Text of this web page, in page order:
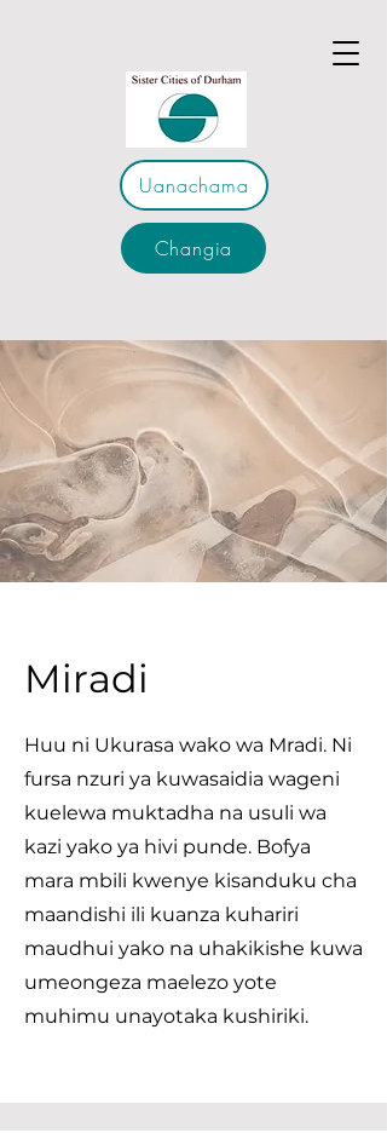
Uanachama
Changia
Miradi
Huu ni Ukurasa wako wa Mradi. Ni
fursa nzuri ya kuwasaidia wageni
kuelewa muktadha na usuli wa
kazi yako ya hivi punde. Bofya
mara mbili kwenye kisanduku cha
maandishi ili kuanza kuhariri
maudhui yako na uhakikishe kuwa
umeongeza maelezo yote
muhimu unayotaka kushiriki.